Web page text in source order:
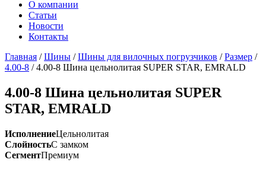
О компании
Статьи
Новости
Контакты
Главная /Шины /Шины для вилочных погрузчиков /Размер /
4.00-8 /4.00-8 Шина цельнолитая SUPER STAR, EMRALD
4.00-8 Шина цельнолитая SUPER
STAR, EMRALD
ИсполнениеЦельнолитая
СлойностьС замком
СегментПремиум